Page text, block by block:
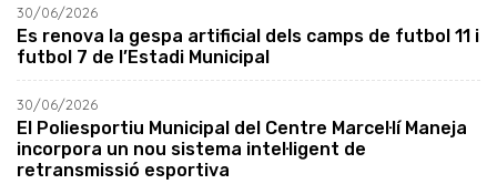
30/06/2026
Es renova la gespa artificial dels camps de futbol 11 i
futbol 7 de l’Estadi Municipal
30/06/2026
El Poliesportiu Municipal del Centre Marcel·lí Maneja
incorpora un nou sistema intel·ligent de
retransmissió esportiva